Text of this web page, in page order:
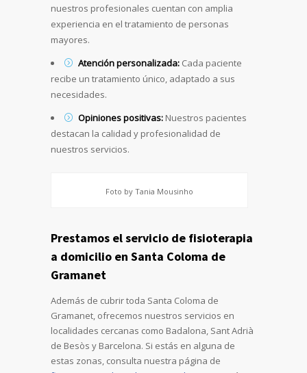
nuestros profesionales cuentan con amplia
experiencia en el tratamiento de personas
mayores.
Atención personalizada: Cada paciente
recibe un tratamiento único, adaptado a sus
necesidades.
Opiniones positivas: Nuestros pacientes
destacan la calidad y profesionalidad de
nuestros servicios.
Foto by Tania Mousinho
Prestamos el servicio de fisioterapia
a domicilio en Santa Coloma de
Gramanet
Además de cubrir toda Santa Coloma de
Gramanet, ofrecemos nuestros servicios en
localidades cercanas como Badalona, Sant Adrià
de Besòs y Barcelona. Si estás en alguna de
estas zonas, consulta nuestra página de